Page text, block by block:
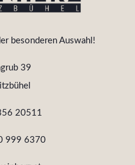
besonderen Auswahl!
39
20511
999 6370